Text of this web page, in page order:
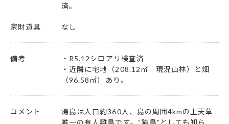
済。
家財道具 なし
備考
・R5.12シロアリ検査済
・近隣に宅地（208.12㎡ 現況山林）と畑
（96.58㎡）あり。
コメント
湯島は人口約360人、島の周囲4kmの上天草
唯一の有人離島です。“猫島”としても知ら